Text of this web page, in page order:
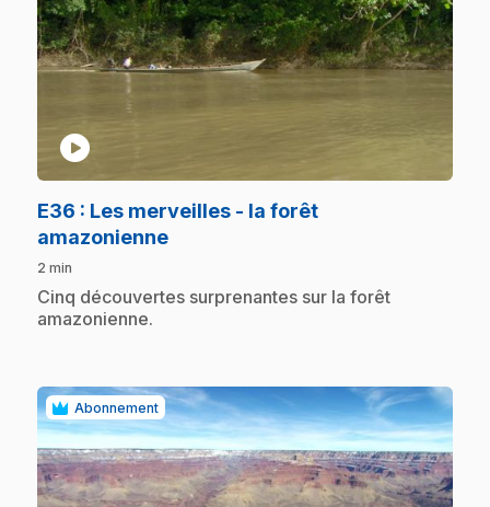
play_circle
E36 : Les merveilles - la forêt
amazonienne.
2 min
.Cinq découvertes surprenantes sur la forêt
amazonienne.
Abonnement